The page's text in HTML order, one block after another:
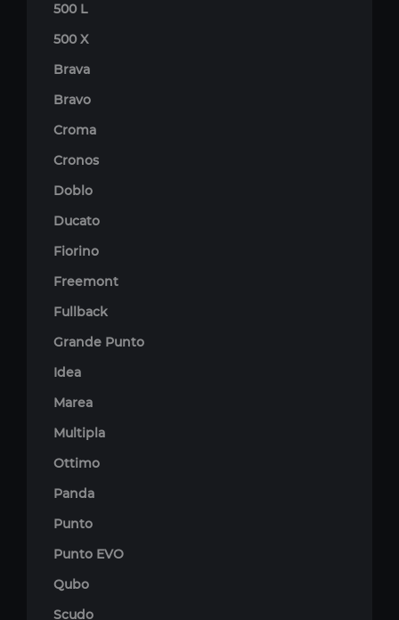
500 L
500 X
Brava
Bravo
Croma
Cronos
Doblo
Ducato
Fiorino
Freemont
Fullback
Grande Punto
Idea
Marea
Multipla
Ottimo
Panda
Punto
Punto EVO
Qubo
Scudo